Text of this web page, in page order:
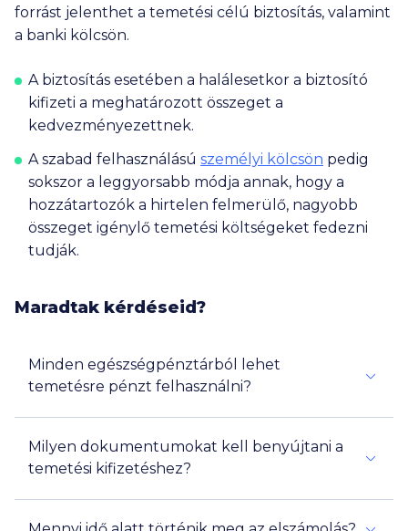
forrást jelenthet a temetési célú biztosítás, valamint
a banki kölcsön.
A biztosítás esetében a halálesetkor a biztosító
kifizeti a meghatározott összeget a
kedvezményezettnek.
A szabad felhasználású személyi kölcsön pedig
sokszor a leggyorsabb módja annak, hogy a
hozzátartozók a hirtelen felmerülő, nagyobb
összeget igénylő temetési költségeket fedezni
tudják.
Maradtak kérdéseid?
Minden egészségpénztárból lehet
temetésre pénzt felhasználni?
Milyen dokumentumokat kell benyújtani a
temetési kifizetéshez?